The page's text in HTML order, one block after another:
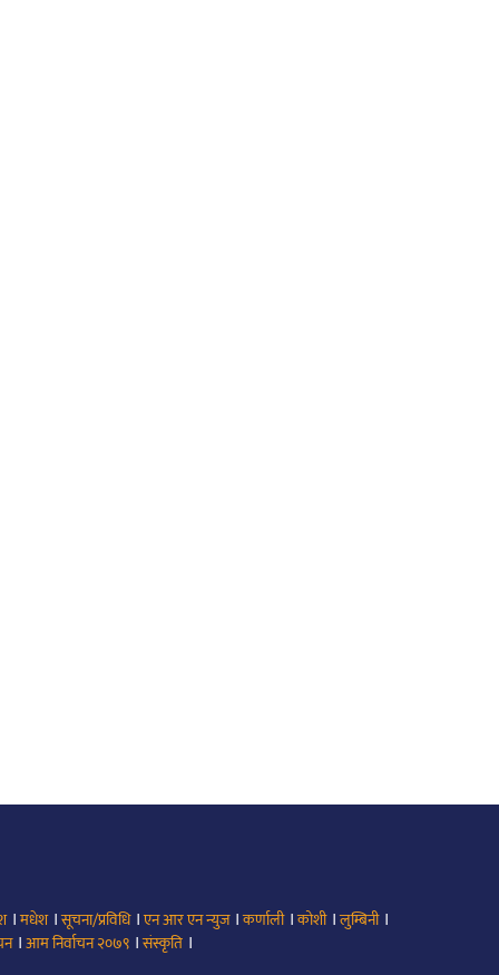
।मधेश।सूचना/प्रविधि।एन आर एन न्युज।कर्णाली।कोशी।लुम्बिनी।
।आम निर्वाचन २०७९ ।संस्कृति ।